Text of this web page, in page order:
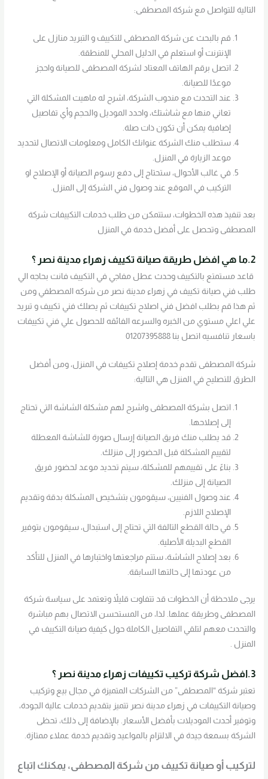
التالية للتواصل مع شركة المصطفى:
قم بالبحث عن شركة المصطفى للتكييف و التبريد منازل على
الإنترنت أو استعلم في الدليل المحلي للمنطقة.
اتصل برقم الهاتف المعتاد لشركة المصطفى للصيانة واحجز
موعدًا للصيانة.
عند التحدث مع مندوب الشركة، اشرح له ماهيت المشكلة التي
تعاني منها مع شاشتك، واحدد الموديل والحجم وأي تفاصيل
إضافية يمكن أن تكون ذات صلة.
ستطلب منك الشركة عنوانك الكامل ومعلومات الاتصال لتحديد
موعد الزيارة في المنزل.
في غالب الأحوال، ستحتاج إلى دفع رسوم الصيانة أو الإصلاح او
التركيب في الموقع عند وصول فني الشركة إلى المنزل.
بعد تنفيذ هذه الخطوات، ستتمكن من طلب خدمات التكييفات شركة
المصطفى وتحصل على أفضل خدمة في المنزل
2.ما هي افضل طريقة صيانة تكييف زهراء مدينة نصر ؟
قاعد مستمتع بالتكييف وحدث عطل مفاجي في التكييف فانت بحاجه الي
طلب فني صيانة تكييف في زهراء مدينة نصر من شركه المصطفي ومن
ثم هذا قم بطلب افضل فني اصلاح تكييفات ثم يصلك فني تكييف و تبريد
علي اعلي مستوي من الخبره والسرعه الفائقه للحصول علي فني تكييفات
باسعار تنافسيه اتصل بنا 01207395888
شركة المصطفى تقدم خدمة إصلاح تكييفات في المنزل، ومن أفضل
الطرق للتصليح في المنزل هي التالية:
اتصل بشركة المصطفى واشرح لهم مشكلة الشاشة التي تحتاج
إلى إصلاحها.
قد يطلب منك فريق الصيانة إرسال صورة للشاشة المعطلة
لتقييم المشكلة قبل الحضور إلى منزلك.
بناءً على تقييمهم للمشكلة، سيتم تحديد موعد لحضور فريق
الصيانة إلى منزلك.
عند وصول الفنيين، سيقومون بتشخيص المشكلة بدقة وتقديم
الإصلاح اللازم.
في حالة القطع التالفة التي تحتاج إلى استبدال، سيقومون بتوفير
القطع البديلة الأصلية.
بعد إصلاح الشاشة، ستتم مراجعتها واختبارها في المنزل للتأكد
من عودتها إلى حالتها السابقة.
يرجى ملاحظة أن الخطوات قد تتفاوت قليلاً وتعتمد على سياسة شركة
المصطفى وطريقة عملها. لذا، من المستحسن الاتصال بهم مباشرة
والتحدث معهم لتلقي التفاصيل الكاملة حول كيفية صيانة التكييف في
المنزل .
3.افضل شركة تركيب تكييفات زهراء مدينة نصر ؟
تعتبر شركة “المصطفى” من الشركات المتميزة في مجال بيع وتركيب
وصيانة التكييفات في زهراء مدينة نصر تتميز بتقديم خدمات عالية الجودة،
وتوفير أحدث الموديلات بأفضل الأسعار. بالإضافة إلى ذلك، تحظى
الشركة بسمعة جيدة في الالتزام بالمواعيد وتقديم خدمة عملاء ممتازة.
لتركيب أو صيانة تكييف من شركة المصطفى، يمكنك اتباع